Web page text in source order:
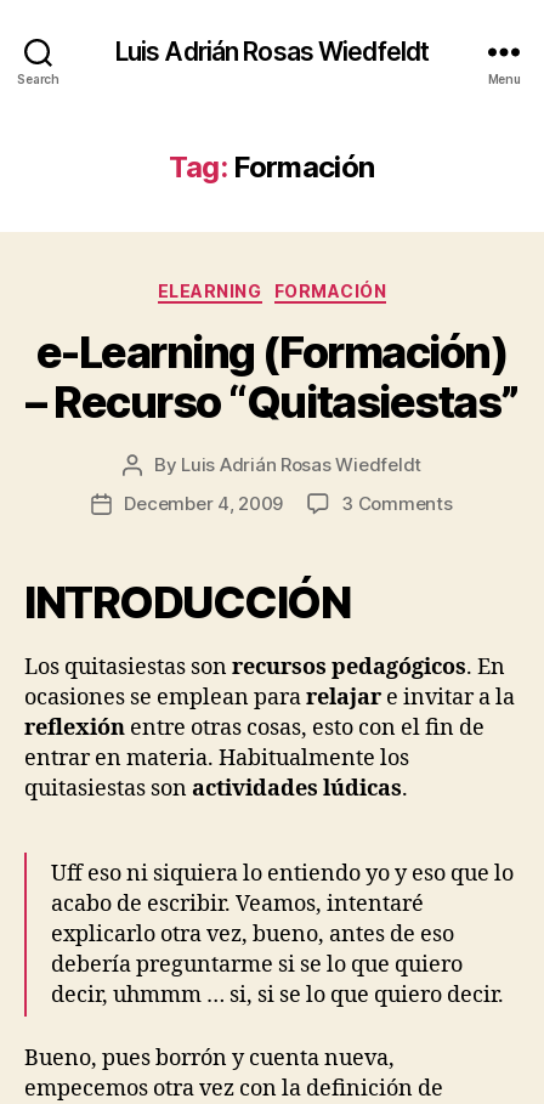
Search
Luis Adrián Rosas Wiedfeldt
Menu
Tag: Formación
Categories
ELEARNING FORMACIÓN
e-Learning (Formación)
– Recurso “Quitasiestas”
Post
author
By Luis Adrián Rosas Wiedfeldt
PostDecember 4, 2009 3 Commentson
INTRODUCCIÓN
Los quitasiestas sonrecursos pedagógicos. En
ocasiones se emplean pararelajar e invitar a la
reflexión entre otras cosas, esto con el fin de
entrar en materia. Habitualmente los
quitasiestas sonactividades lúdicas.
Uff eso ni siquiera lo entiendo yo y eso que lo
acabo de escribir. Veamos, intentaré
explicarlo otra vez, bueno, antes de eso
debería preguntarme si se lo que quiero
decir, uhmmm … si, si se lo que quiero decir.
Bueno, pues borrón y cuenta nueva,
empecemos otra vez con la definición de